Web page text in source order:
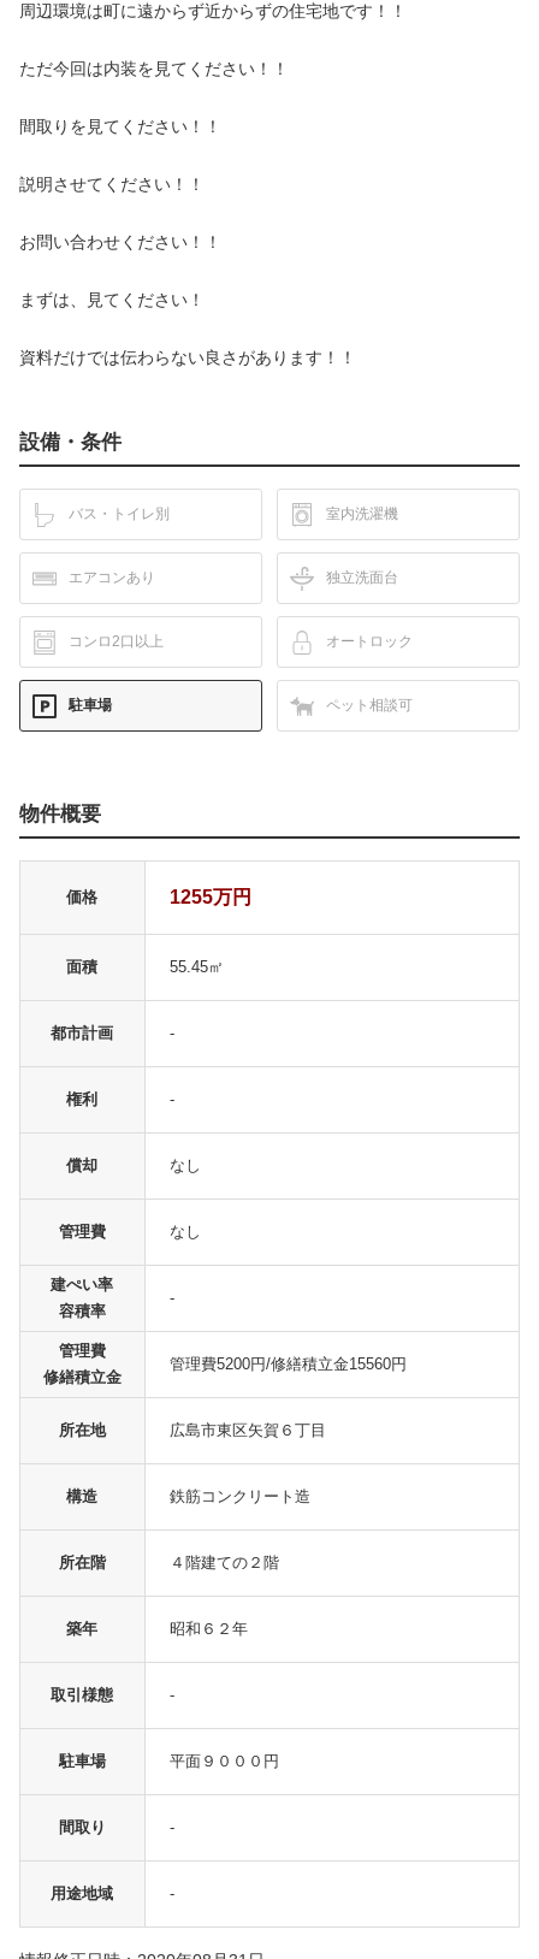
周辺環境は町に遠からず近からずの住宅地です！！
ただ今回は内装を見てください！！
間取りを見てください！！
説明させてください！！
お問い合わせください！！
まずは、見てください！
資料だけでは伝わらない良さがあります！！
設備・条件
バス・トイレ別 室内洗濯機
エアコンあり 独立洗面台
コンロ2口以上 オートロック
駐車場 ペット相談可
物件概要
価格 1255万円
面積 55.45㎡
都市計画 -
権利 -
償却 なし
管理費 なし
建ぺい率
容積率
-
管理費
修繕積立金
管理費5200円/修繕積立金15560円
所在地 広島市東区矢賀６丁目
構造 鉄筋コンクリート造
所在階 ４階建ての２階
築年 昭和６２年
取引様態 -
駐車場 平面９０００円
間取り -
用途地域 -